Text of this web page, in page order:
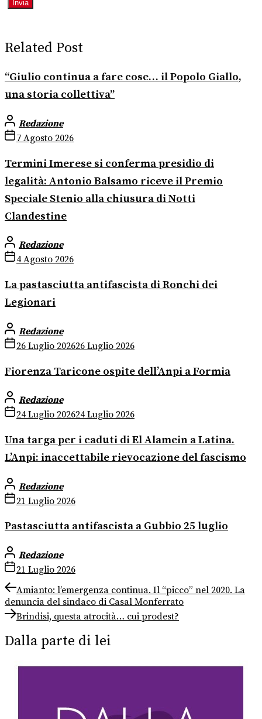
Related Post
“Giulio continua a fare cose… il Popolo Giallo,
una storia collettiva”
Redazione
7 Agosto 2026
Termini Imerese si conferma presidio di
legalità: Antonio Balsamo riceve il Premio
Speciale Stenio alla chiusura di Notti
Clandestine
Redazione
4 Agosto 2026
La pastasciutta antifascista di Ronchi dei
Legionari
Redazione
26 Luglio 202626 Luglio 2026
Fiorenza Taricone ospite dell’Anpi a Formia
Redazione
24 Luglio 202624 Luglio 2026
Una targa per i caduti di El Alamein a Latina.
L’Anpi: inaccettabile rievocazione del fascismo
Redazione
21 Luglio 2026
Pastasciutta antifascista a Gubbio 25 luglio
Redazione
21 Luglio 2026
Navigazione
articoli
Previous
post:
Amianto: l’emergenza continua. Il “picco” nel 2020. La
denuncia del sindaco di Casal Monferrato
Next
Brindisi, questa atrocità… cui prodest?
Dalla parte di lei